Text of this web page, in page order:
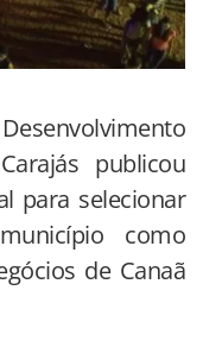
publicou
para selecionar
como
de Canaã